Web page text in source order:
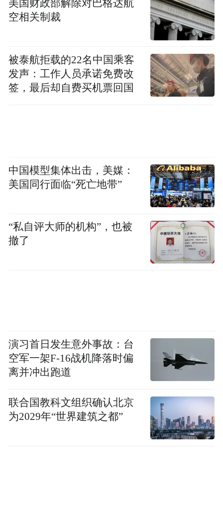
美国财政部解除对巴格达航
空相关制裁
被泰航拒载的22名中国乘客
发声：工作人员承诺免费改
签，最后却自费买机票回国
中国模型集体出击，美媒：
美国同行面临“死亡地带”
“私自评大师的机构”，也被
撤了
演习首日发生意外事故：台
空军一架F-16战机降落时偏
离并冲出跑道
联合国教科文组织确认北京
为2029年“世界建筑之都”